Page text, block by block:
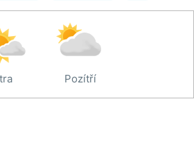
Pozítří